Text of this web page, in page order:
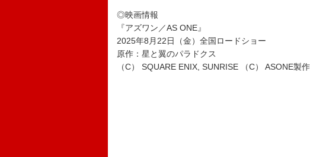
◎映画情報
『アズワン／AS ONE』
2025年8月22日（金）全国ロードショー
原作：星と翼のパラドクス
（C） SQUARE ENIX, SUNRISE （C） ASONE製